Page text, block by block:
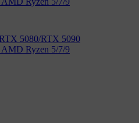
5080/RTX 5090
Ryzen 5/7/9